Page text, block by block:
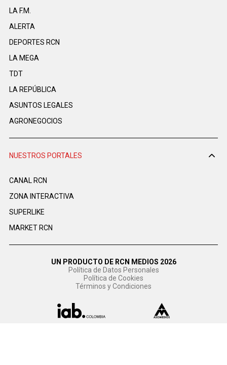
LA F.M.
ALERTA
DEPORTES RCN
LA MEGA
TDT
LA REPÚBLICA
ASUNTOS LEGALES
AGRONEGOCIOS
NUESTROS PORTALES
CANAL RCN
ZONA INTERACTIVA
SUPERLIKE
MARKET RCN
UN PRODUCTO DE RCN MEDIOS 2026
Política de Datos Personales
Política de Cookies
Términos y Condiciones